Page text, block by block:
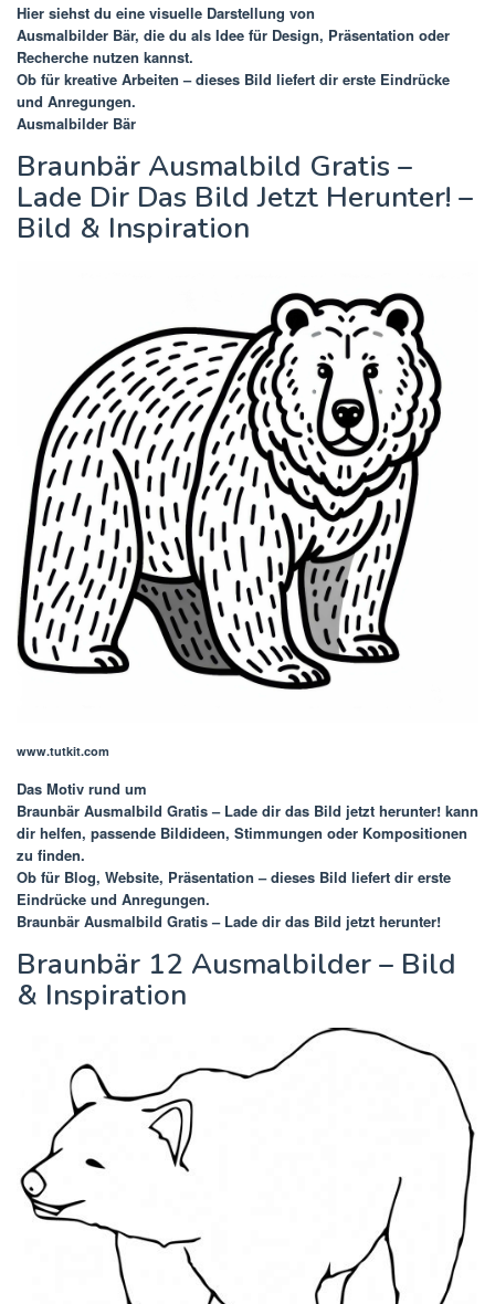
Hier siehst du eine visuelle Darstellung von
Ausmalbilder Bär, die du als Idee für Design, Präsentation oder
Recherche nutzen kannst.
Ob für kreative Arbeiten – dieses Bild liefert dir erste Eindrücke
und Anregungen.
Ausmalbilder Bär
Braunbär Ausmalbild Gratis –
Lade Dir Das Bild Jetzt Herunter! –
Bild & Inspiration
www.tutkit.com
Das Motiv rund um
Braunbär Ausmalbild Gratis – Lade dir das Bild jetzt herunter! kann
dir helfen, passende Bildideen, Stimmungen oder Kompositionen
zu finden.
Ob für Blog, Website, Präsentation – dieses Bild liefert dir erste
Eindrücke und Anregungen.
Braunbär Ausmalbild Gratis – Lade dir das Bild jetzt herunter!
Braunbär 12 Ausmalbilder – Bild
& Inspiration